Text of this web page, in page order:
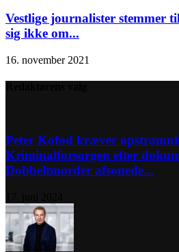
Vestlige journalister stemmer
sig ikke om...
16. november 2021
Peter Kofod kræver
Kriminalforsorgen efter
Dobbeltmorder afsonede...